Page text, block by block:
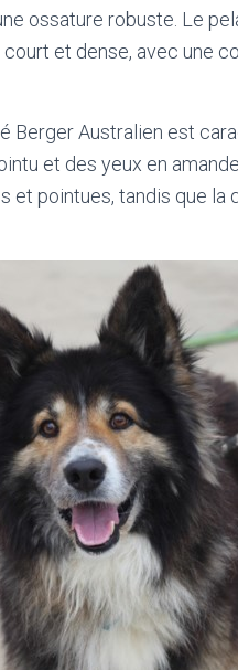
ossature robuste. Le
et dense, avec une
Berger Australien est
et des yeux en
et pointues, tandis que